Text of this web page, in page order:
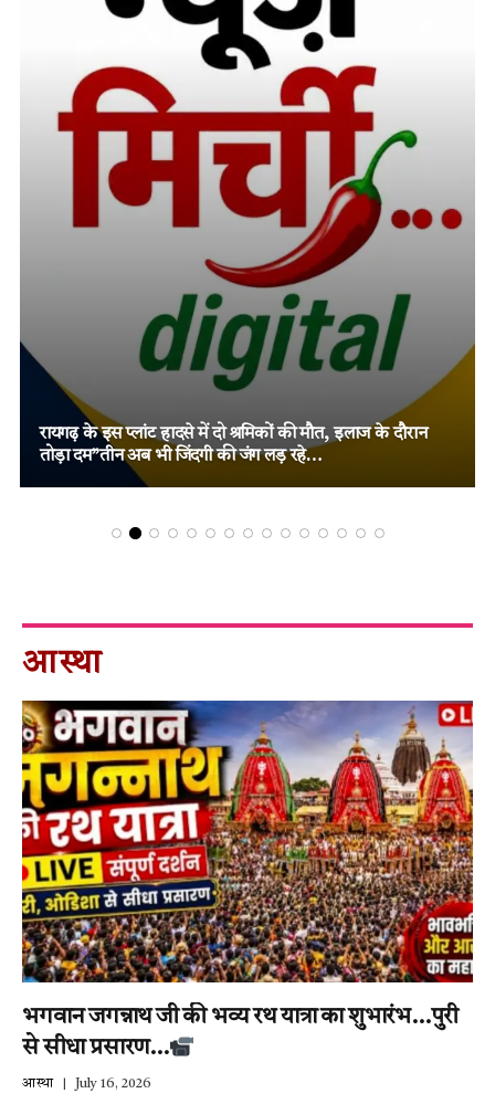
तमनार के चर्चित दोहरे हत्याकांड में चार आरोपियों को दो-दो आजीवन
कारावास, मजबूत विवेचना और पुख्ता साक्ष्यों पर न्यायालय का बड़ा
फैसला!
आस्था
भगवान जगन्नाथ जी की भव्य रथ यात्रा का शुभारंभ…पुरी
से सीधा प्रसारण…
आस्था July 16, 2026